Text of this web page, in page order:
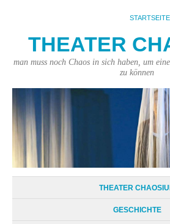
STARTSEITE
THEATER
man muss noch Chaos in sich haben, um
zu können
THEATER
GESCHICHTE